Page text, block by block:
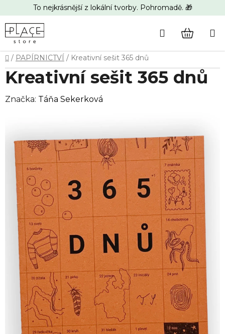
na
obsah
To nejkrásnější z lokální tvorby. Pohromadě. 🎁
Hledat
Domů
/ PAPÍRNICTVÍ / Kreativní sešit 365 dnů
Kreativní sešit 365 dnů
Značka: Táňa Sekerková